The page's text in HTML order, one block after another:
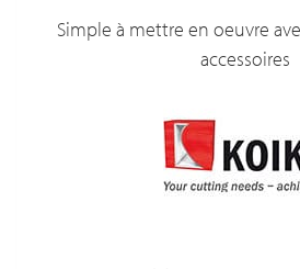
Simple à mettre en oeuvre
accessoires